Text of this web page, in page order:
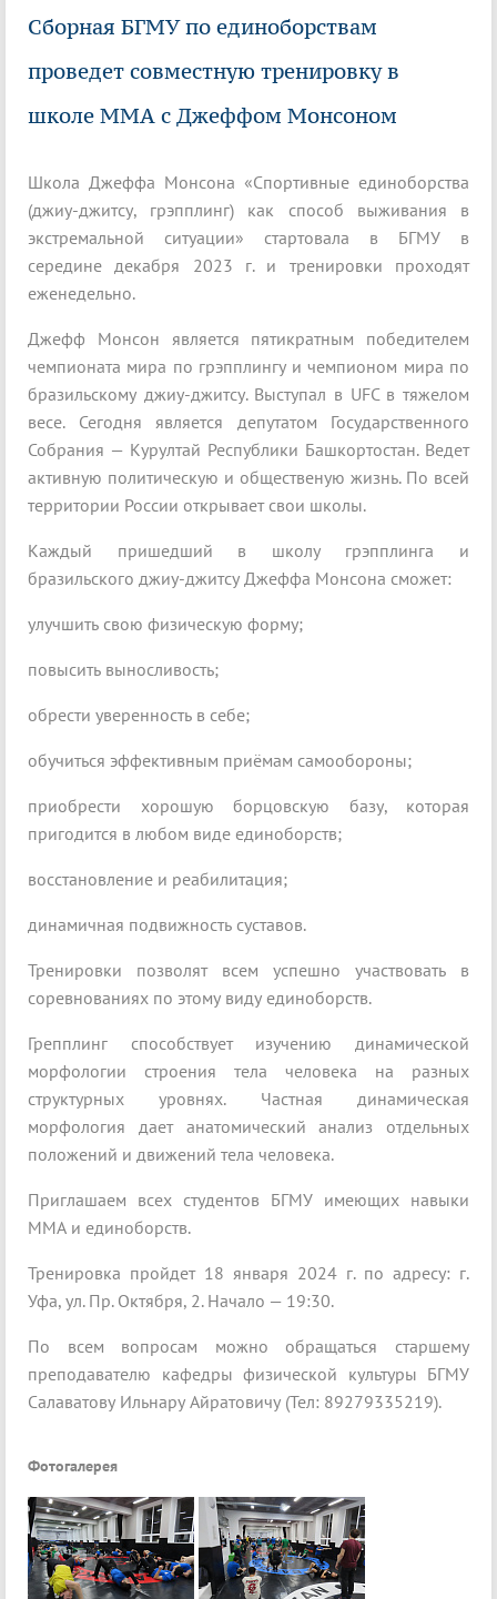
Сборная БГМУ по единоборствам
проведет совместную тренировку в
школе ММА с Джеффом Монсоном
Школа Джеффа Монсона «Спортивные единоборства
(джиу-джитсу, грэпплинг) как способ выживания в
экстремальной ситуации» стартовала в БГМУ в
середине декабря 2023 г. и тренировки проходят
еженедельно.
Джефф Монсон является пятикратным победителем
чемпионата мира по грэпплингу и чемпионом мира по
бразильскому джиу-джитсу. Выступал в UFC в тяжелом
весе. Сегодня является депутатом Государственного
Собрания — Курултай Республики Башкортостан. Ведет
активную политическую и общественую жизнь. По всей
территории России открывает свои школы.
Каждый пришедший в школу грэпплинга и
бразильского джиу-джитсу Джеффа Монсона сможет:
улучшить свою физическую форму;
повысить выносливость;
обрести уверенность в себе;
обучиться эффективным приёмам самообороны;
приобрести хорошую борцовскую базу, которая
пригодится в любом виде единоборств;
восстановление и реабилитация;
динамичная подвижность суставов.
Тренировки позволят всем успешно участвовать в
соревнованиях по этому виду единоборств.
Грепплинг способствует изучению динамической
морфологии строения тела человека на разных
структурных уровнях. Частная динамическая
морфология дает анатомический анализ отдельных
положений и движений тела человека.
Приглашаем всех студентов БГМУ имеющих навыки
ММА и единоборств.
Тренировка пройдет 18 января 2024 г. по адресу: г.
Уфа, ул. Пр. Октября, 2. Начало — 19:30.
По всем вопросам можно обращаться старшему
преподавателю кафедры физической культуры БГМУ
Салаватову Ильнару Айратовичу (Тел: 89279335219).
Фотогалерея